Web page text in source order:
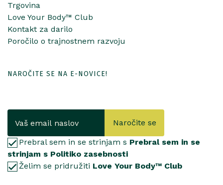
Trgovina
Love Your Body™ Club
Kontakt za darilo
Poročilo o trajnostnem razvoju
NAROČITE SE NA E-NOVICE!
Naročite se
Prebral sem in se strinjam s Prebral sem in se
strinjam s Politiko zasebnosti
Želim se pridružiti Love Your Body™ Club